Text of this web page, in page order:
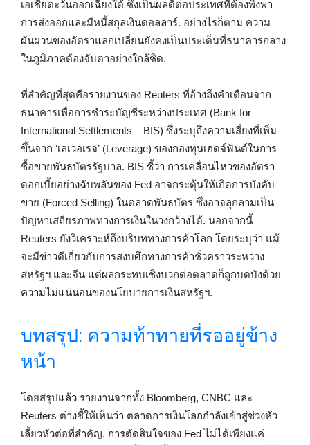
เอเชียตะวันออกเฉียงใต้ ซึ่งเป็นผลดีต่อประเทศที่ต้องพึ่งพา
การส่งออกและมีหนี้สกุลเงินดอลลาร์. อย่างไรก็ตาม ความ
ผันผวนของอัตราแลกเปลี่ยนยังคงเป็นประเด็นที่ธนาคารกลาง
ในภูมิภาคต้องจับตาอย่างใกล้ชิด.
ที่สำคัญที่สุดคือรายงานของ Reuters ที่อ้างถึงคำเตือนจาก
ธนาคารเพื่อการชำระบัญชีระหว่างประเทศ (Bank for
International Settlements – BIS) ซึ่งระบุถึงความเสี่ยงที่เพิ่ม
ขึ้นจาก ‘เลเวอเรจ’ (Leverage) ของกองทุนเฮดจ์ฟันด์ในการ
ซื้อขายพันธบัตรรัฐบาล. BIS ชี้ว่า การเคลื่อนไหวของอัตรา
ดอกเบี้ยอย่างฉับพลันของ Fed อาจกระตุ้นให้เกิดการบังคับ
ขาย (Forced Selling) ในตลาดพันธบัตร ซึ่งอาจลุกลามเป็น
ปัญหาเสถียรภาพทางการเงินในวงกว้างได้. นอกจากนี้
Reuters ยังวิเคราะห์ถึงบริบททางการค้าโลก โดยระบุว่า แม้
จะมีข่าวดีเกี่ยวกับการสงบศึกทางการค้าชั่วคราวระหว่าง
สหรัฐฯ และจีน แต่ผลกระทบเชิงบวกต่อตลาดก็ถูกบดบังด้วย
ความไม่แน่นอนของนโยบายการเงินสหรัฐฯ.
บทสรุป: ความท้าทายที่รออยู่ข้าง
หน้า
โดยสรุปแล้ว รายงานจากทั้ง Bloomberg, CNBC และ
Reuters ต่างชี้ให้เห็นว่า ตลาดการเงินโลกกำลังเข้าสู่ช่วงหัว
เลี้ยวหัวต่อที่สำคัญ. การตัดสินใจของ Fed ไม่ได้เพียงแค่